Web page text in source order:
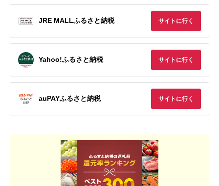
JRE MALLふるさと納税 サイトに行く
Yahoo!ふるさと納税 サイトに行く
auPAYふるさと納税 サイトに行く